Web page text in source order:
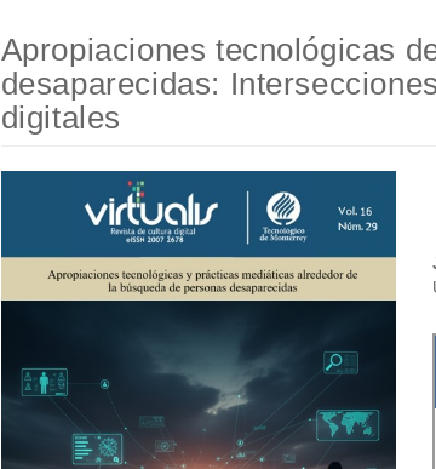
Apropiaciones tecnológicas
desaparecidas:
digitales
lateral
del
artículo